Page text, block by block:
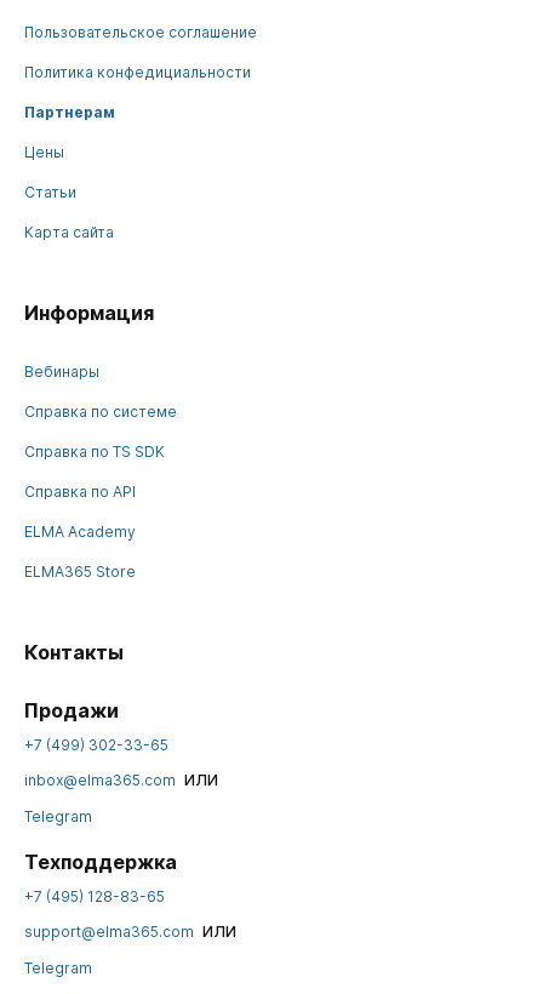
Пользовательское соглашение
Политика конфедициальности
Партнерам
Цены
Статьи
Карта сайта
Информация
Вебинары
Справка по системе
Справка по TS SDK
Справка по API
ELMA Academy
ELMA365 Store
Контакты
Продажи
+7 (499) 302-33-65
inbox@elma365.com или
Telegram
Техподдержка
+7 (495) 128-83-65
support@elma365.com или
Telegram